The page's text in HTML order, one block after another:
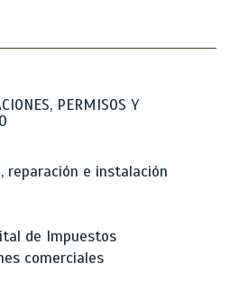
PERMISOS Y
reparación e instalación
de Impuestos
comerciales